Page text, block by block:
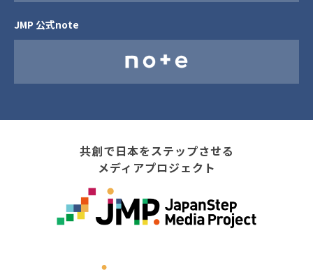
JMP 公式note
共創で日本をステップさせる
メディアプロジェクト